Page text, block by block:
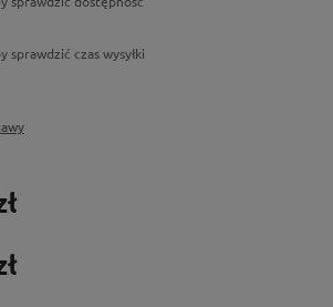
sprawdzić czas wysyłki
ewentualnych kosztów płatności